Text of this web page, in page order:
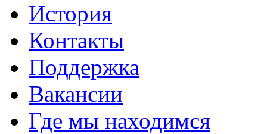
История
Контакты
Поддержка
Вакансии
Где мы находимся